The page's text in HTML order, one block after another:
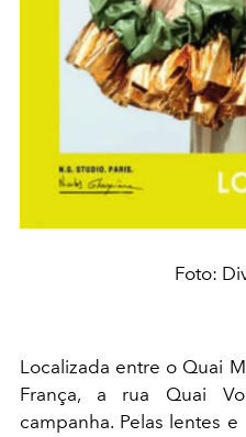
Foto:
Localizada entre o Quai
França, a rua Quai
campanha. Pelas lentes